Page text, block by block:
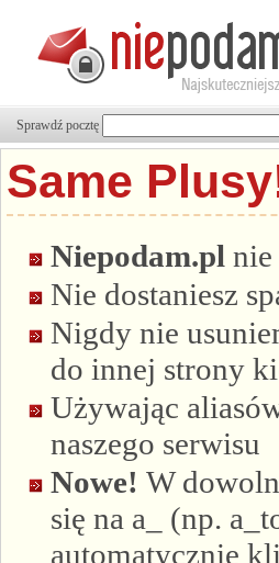
Sprawdź pocztę
Same
Niepodam.pl
Nie dostaniesz
Nigdy nie
do innej strony
Używając
naszego serwisu
Nowe! W
się na a_ (np.
automatycznie